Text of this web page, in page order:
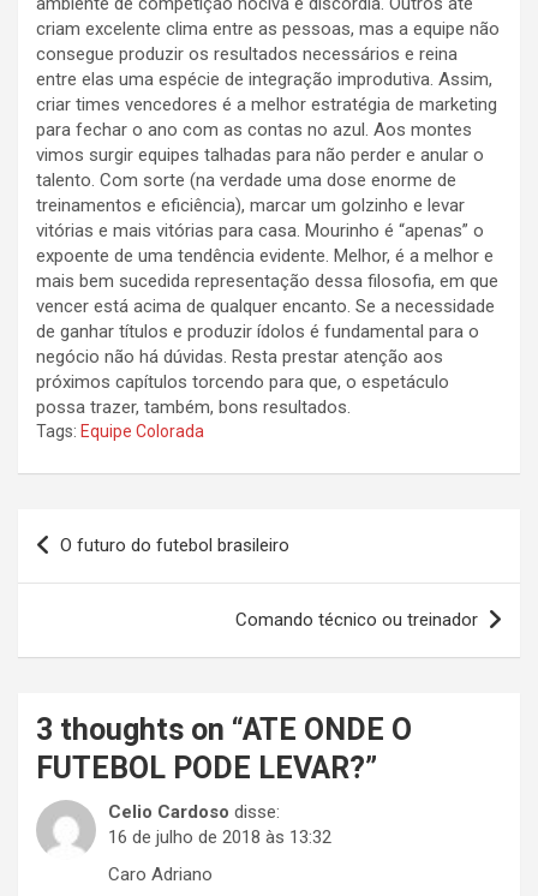
criam excelente clima entre as pessoas, mas a equipe não
consegue produzir os resultados necessários e reina
entre elas uma espécie de integração improdutiva. Assim,
criar times vencedores é a melhor estratégia de marketing
para fechar o ano com as contas no azul. Aos montes
vimos surgir equipes talhadas para não perder e anular o
talento. Com sorte (na verdade uma dose enorme de
treinamentos e eficiência), marcar um golzinho e levar
vitórias e mais vitórias para casa. Mourinho é “apenas” o
expoente de uma tendência evidente. Melhor, é a melhor e
mais bem sucedida representação dessa filosofia, em que
vencer está acima de qualquer encanto. Se a necessidade
de ganhar títulos e produzir ídolos é fundamental para o
negócio não há dúvidas. Resta prestar atenção aos
próximos capítulos torcendo para que, o espetáculo
possa trazer, também, bons resultados.
Tags: Equipe Colorada
Navegação
de
O futuro do futebol brasileiro
Comando técnico ou treinador
3 thoughts on “ATE ONDE O
FUTEBOL PODE LEVAR?”
Celio Cardoso disse:
16 de julho de 2018 às 13:32
Caro Adriano